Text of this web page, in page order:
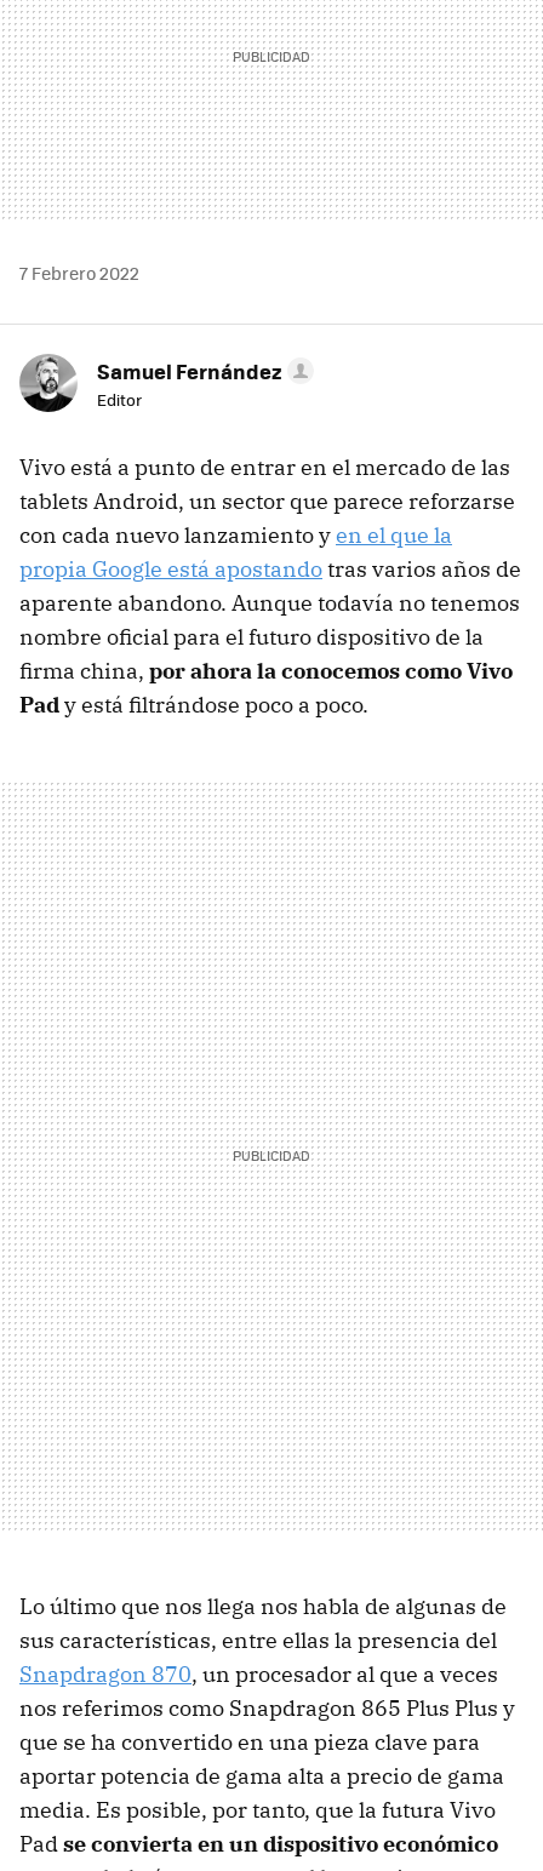
7 Febrero 2022
Samuel Fernández
Editor
Vivo está a punto de entrar en el mercado de las
tablets Android, un sector que parece reforzarse
con cada nuevo lanzamiento yen el que la
propia Google está apostandotras varios años de
aparente abandono. Aunque todavía no tenemos
nombre oficial para el futuro dispositivo de la
firma china, por ahora la conocemos como Vivo
Pady está filtrándose poco a poco.
Lo último que nos llega nos habla de algunas de
sus características, entre ellas la presencia del
Snapdragon 870, un procesador al que a veces
nos referimos como Snapdragon 865 Plus Plus y
que se ha convertido en una pieza clave para
aportar potencia de gama alta a precio de gama
media. Es posible, por tanto, que la futura Vivo
Padse convierta en un dispositivo económico